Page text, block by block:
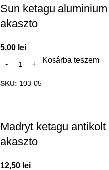
Sun ketagu aluminium
akaszto
5,00 lei
Kosárba teszem
SKU: 103-05
Madryt ketagu antikolt
akaszto
12,50 lei